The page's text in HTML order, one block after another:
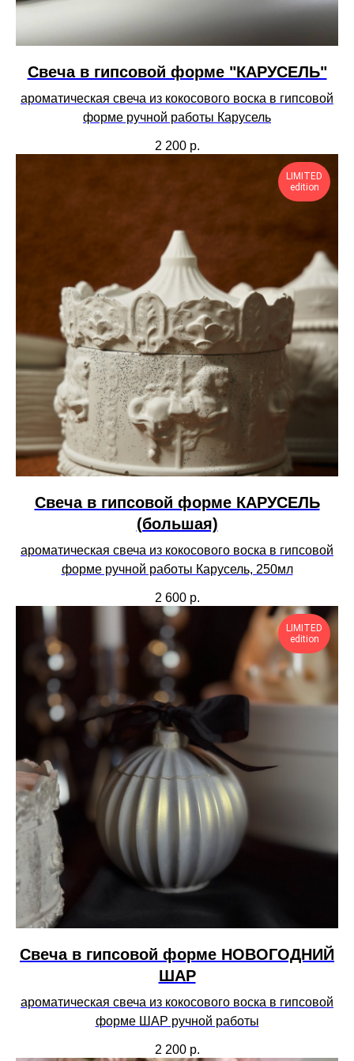
Свеча в гипсовой форме "КАРУСЕЛЬ"
ароматическая свеча из кокосового воска в гипсовой
форме ручной работы Карусель
2 200 р.
LIMITED
edition
Свеча в гипсовой форме КАРУСЕЛЬ
(большая)
ароматическая свеча из кокосового воска в гипсовой
форме ручной работы Карусель, 250мл
2 600 р.
LIMITED
edition
Свеча в гипсовой форме НОВОГОДНИЙ
ШАР
ароматическая свеча из кокосового воска в гипсовой
форме ШАР ручной работы
2 200 р.